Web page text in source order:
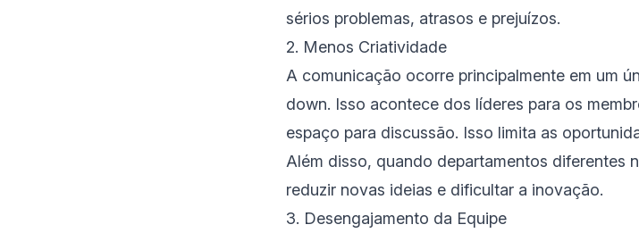
sérios problemas, atrasos e prejuízos.
2. Menos Criatividade
A comunicação ocorre principalmente em um
down. Isso acontece dos líderes para os
espaço para discussão. Isso limita as
Além disso, quando departamentos diferentes
reduzir novas ideias e dificultar a inovação.
3. Desengajamento da Equipe